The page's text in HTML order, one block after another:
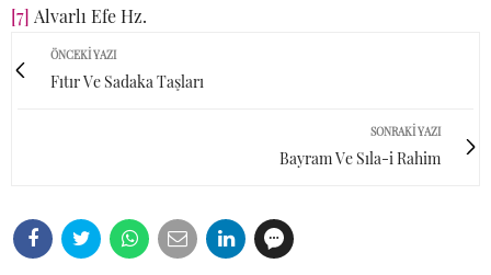
[7] Alvarlı Efe Hz.
ÖNCEKI YAZI
Fıtır Ve Sadaka Taşları
SONRAKI YAZI
Bayram Ve Sıla-i Rahim